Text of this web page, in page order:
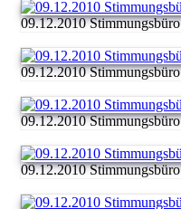
09.12.2010 Stimmungsbüro
09.12.2010 Stimmungsbüro
09.12.2010 Stimmungsbüro
09.12.2010 Stimmungsbüro